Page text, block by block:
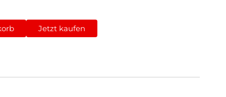
Jetzt kaufen